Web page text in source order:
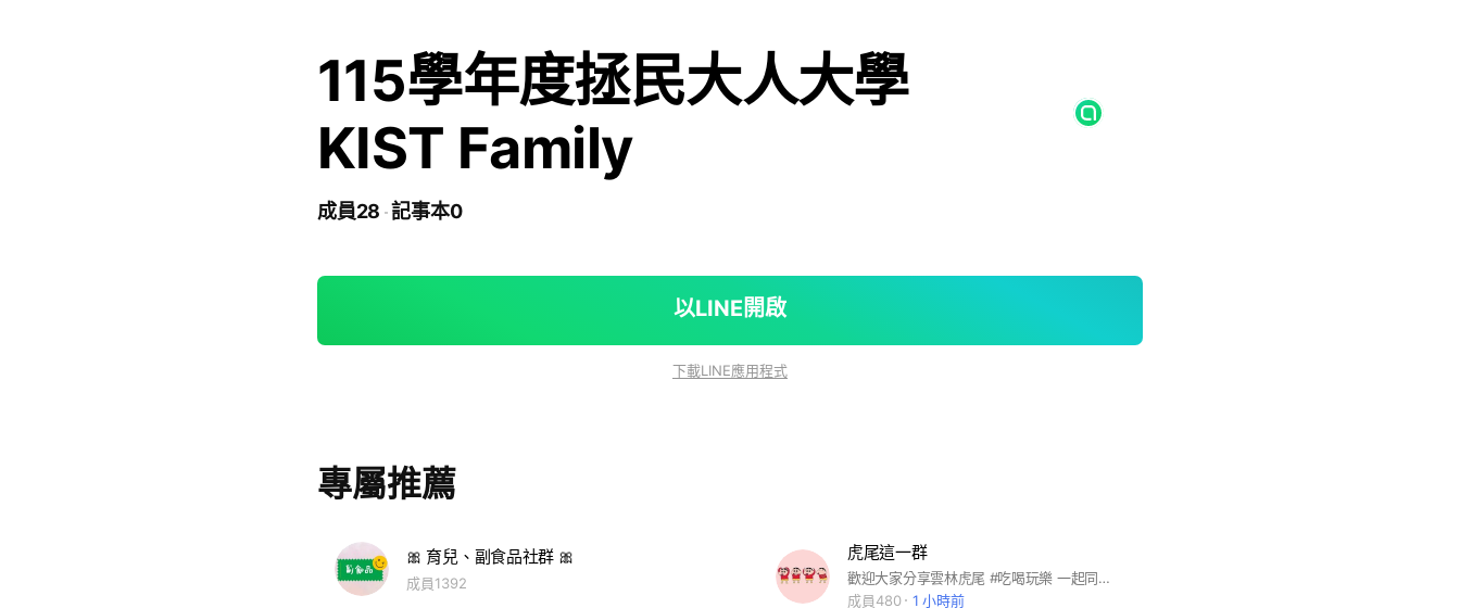
115學年度拯民大人大學
KIST Family
成員28 記事本0
以LINE開啟
下載LINE應用程式
專屬推薦
🎀 育兒、副食品社群 🎀
成員1392
虎尾這一群
歡迎大家分享雲林虎尾 #吃喝玩樂 一起同樂#大小事
成員480
1 小時前